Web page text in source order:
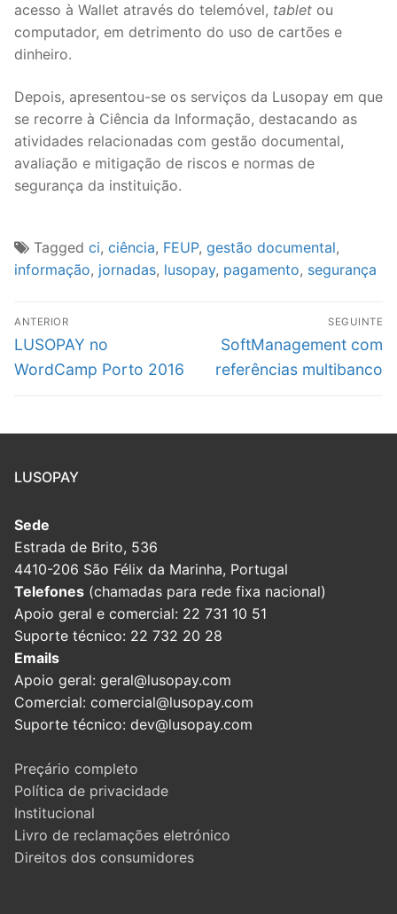
acesso à Wallet através do telemóvel, tablet ou
computador, em detrimento do uso de cartões e
dinheiro.
Depois, apresentou-se os serviços da Lusopay em que
se recorre à Ciência da Informação, destacando as
atividades relacionadas com gestão documental,
avaliação e mitigação de riscos e normas de
segurança da instituição.
Tagged ci, ciência, FEUP, gestão documental,
informação, jornadas, lusopay, pagamento, segurança
Navegação
de
artigos
ANTERIOR
Previous
post:
LUSOPAY no
WordCamp Porto 2016
SEGUINTE
Next
post:
SoftManagement com
referências multibanco
LUSOPAY
Sede
Estrada de Brito, 536
4410-206 São Félix da Marinha, Portugal
Telefones (chamadas para rede fixa nacional)
Apoio geral e comercial: 22 731 10 51
Suporte técnico: 22 732 20 28
Emails
Apoio geral: geral@lusopay.com
Comercial: comercial@lusopay.com
Suporte técnico: dev@lusopay.com
Preçário completo
Política de privacidade
Institucional
Livro de reclamações eletrónico
Direitos dos consumidores